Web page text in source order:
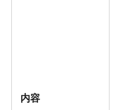
内容